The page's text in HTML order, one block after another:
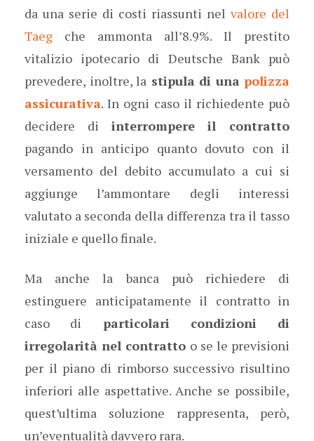
da una serie di costi riassunti nel valore del
Taeg che ammonta all’8.9%. Il prestito
vitalizio ipotecario di Deutsche Bank può
prevedere, inoltre, la stipula di una polizza
assicurativa. In ogni caso il richiedente può
decidere di interrompere il contratto
pagando in anticipo quanto dovuto con il
versamento del debito accumulato a cui si
aggiunge l’ammontare degli interessi
valutato a seconda della differenza tra il tasso
iniziale e quello finale.
Ma anche la banca può richiedere di
estinguere anticipatamente il contratto in
caso di particolari condizioni di
irregolarità nel contratto o se le previsioni
per il piano di rimborso successivo risultino
inferiori alle aspettative. Anche se possibile,
quest’ultima soluzione rappresenta, però,
un’eventualità davvero rara.